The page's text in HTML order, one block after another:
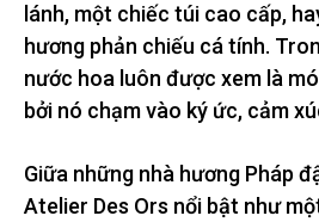
lánh, một chiếc túi cao cấp,
hương phản chiếu cá tính.
nước hoa luôn được xem là
bởi nó chạm vào ký ức, cảm
Giữa những nhà hương Pháp
Atelier Des Ors nổi bật như